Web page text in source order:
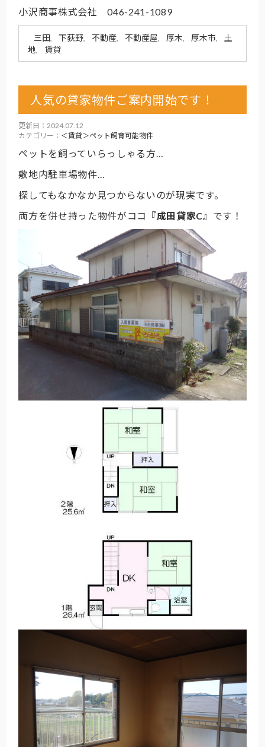
小沢商事株式会社 046-241-1089
三田 下荻野 不動産 不動産屋 厚木 厚木市
土
地
賃貸
人気の貸家物件ご案内開始です！
更新日：2024.07.12
カテゴリー： ＜賃貸＞ペット飼育可能物件
ペットを飼っていらっしゃる方…
敷地内駐車場物件…
探してもなかなか見つからないのが現実です。
両方を併せ持った物件がココ
『成田貸家C』 です！